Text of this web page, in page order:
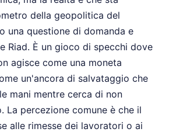
della geopolitica del
una questione di domanda e
Riad. È un gioco di specchi dove
agisce come una moneta
un'ancora di salvataggio che
mani mentre cerca di non
La percezione comune è che il
alle rimesse dei lavoratori o ai